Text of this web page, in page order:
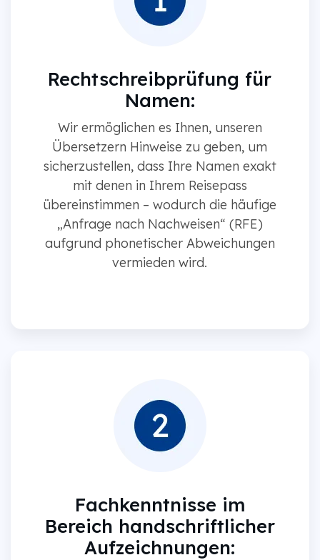
Rechtschreibprüfung für
Namen:
Wir ermöglichen es Ihnen, unseren
Übersetzern Hinweise zu geben, um
sicherzustellen, dass Ihre Namen exakt
mit denen in Ihrem Reisepass
übereinstimmen – wodurch die häufige
„Anfrage nach Nachweisen“ (RFE)
aufgrund phonetischer Abweichungen
vermieden wird.
Fachkenntnisse im
Bereich handschriftlicher
Aufzeichnungen: